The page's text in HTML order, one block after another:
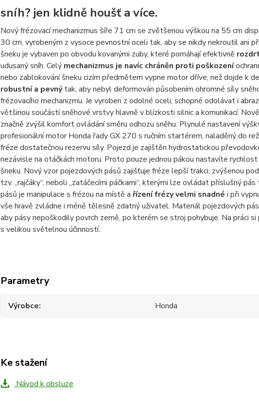
sníh? jen klidně houšť a více.
Nový frézovací mechanizmus šíře 71 cm se zvětšenou výškou na 55 cm
30 cm, vyrobeným z vysoce pevnostní oceli tak, aby se nikdy nekroutil ani
šneku je vybaven po obvodu kovanými zuby, které pomáhají efektivně
udusaný sníh. Celý mechanizmus je navíc chráněn proti poškození
nebo zablokování šneku cizím předmětem vypne motor dříve, než dojde k
robustní a pevnýtak, aby nebyl deformován působením ohromné síly
frézovacího mechanizmu. Je vyroben z odolné oceli, schopné odolávat i
většinou součástí sněhové vrstvy hlavně v blízkosti silnic a komunikací.
značně zvýšil komfort ovládání směru odhozu sněhu. Plynulé nastavení
profesionální motor Honda řady GX 270 s ručním startérem, naladěný do
fréze dostatečnou rezervu síly. Pojezd je zajištěn hydrostatickou
nezávisle na otáčkách motoru. Proto pouze jednou pákou nastavíte
šneku. Nový vzor pojezdových pásů zajišťuje fréze lepší trakci, zvýšenou
tzv. „rajčáky“, neboli „zatáčecími páčkami“, kterými lze ovládat příslušný
pásů je manipulace s frézou na místě a řízení frézy velmi snadné i při
vše hravě zvládne i méně tělesně zdatný uživatel. Materiál pojezdových
aby pásy nepoškodily povrch země, po kterém se stroj pohybuje. Na
s velikou světelnou účinností.
Parametry
Výrobce Honda
Ke stažení
Návod k obsluze